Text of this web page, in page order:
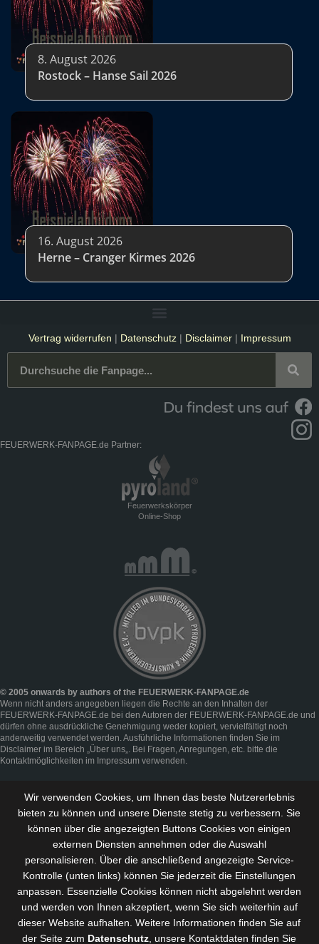
8. August 2026
Rostock – Hanse Sail 2026
16. August 2026
Herne – Cranger Kirmes 2026
Vertrag widerrufen | Datenschutz| Disclaimer| Impressum
FEUERWERK-FANPAGE.de Partner:
Feuerwerkskörper
Online-Shop
© 2005 onwards by authors of the FEUERWERK-FANPAGE.de
Wenn nicht anders angegeben liegen die Rechte an den Inhalten der
FEUERWERK-FANPAGE.de bei den Autoren der FEUERWERK-FANPAGE.de und
dürfen ohne ausdrückliche Genehmigung weder kopiert, vervielfältigt noch
anderweitig verwendet werden. Ausführliche Informationen finden Sie im
Disclaimer im Bereich „ Über uns „. Bei Fragen, Anregungen, etc. bitte die
Kontaktmöglichkeiten im Impressum verwenden.
Wir verwenden Cookies, um Ihnen das beste Nutzererlebnis
bieten zu können und unsere Dienste stetig zu verbessern . Sie
können über die angezeigten Buttons Cookies von einigen
externen Diensten annehmen oder die Auswahl
personalisieren. Über die anschließend angezeigte Service-
Kontrolle (unten links) können Sie jederzeit die Einstellungen
anpassen. Essenzielle Cookies können nicht abgelehnt werden
und werden von Ihnen akzeptiert, wenn Sie sich weiterhin auf
dieser Website aufhalten. Weitere Informationen finden Sie auf
der Seite zum Datenschutz , unsere Kontaktdaten finden Sie